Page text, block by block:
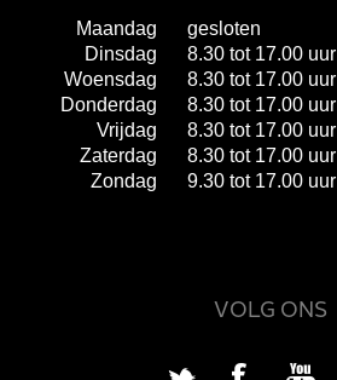
Maandag
gesloten
Dinsdag
8.30 tot 17.00 uur
Woensdag
8.30 tot 17.00 uur
Donderdag
8.30 tot 17.00 uur
Vrijdag
8.30 tot 17.00 uur
Zaterdag
8.30 tot 17.00 uur
Zondag
9.30 tot 17.00 uur
VOLG ONS